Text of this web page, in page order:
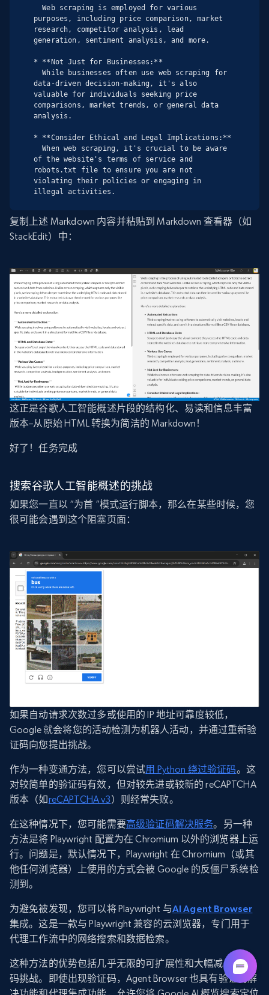
  Web scraping is employed for various
purposes, including price comparison, market
research, competitor analysis, lead
generation, sentiment analysis, and more.
* **Not Just for Businesses:**
  While businesses often use web scraping for
data-driven decision-making, it's also
valuable for individuals seeking price
comparisons, market trends, or general data
analysis.
* **Consider Ethical and Legal Implications:**
  When web scraping, it's crucial to be aware
of the website's terms of service and
robots.txt file to ensure you are not
violating their policies or engaging in
illegal activities.
复制上述 Markdown 内容并粘贴到 Markdown 查看器（如
StackEdit）中：
这正是谷歌人工智能概述片段的结构化、易读和信息丰富
版本–从原始 HTML 转换为简洁的 Markdown！
好了！任务完成
搜索谷歌人工智能概述的挑战
如果您一直以 “为首 “模式运行脚本，那么在某些时候，您
很可能会遇到这个阻塞页面：
如果自动请求次数过多或使用的 IP 地址可靠度较低，
Google 就会将您的活动检测为机器人活动，并通过重新验
证码向您提出挑战。
作为一种变通方法，您可以尝试用 Python 绕过验证码。这
对较简单的验证码有效，但对较先进或较新的 reCAPTCHA
版本（如reCAPTCHA v3）则经常失败。
在这种情况下，您可能需要高级验证码解决服务。另一种
方法是将 Playwright 配置为在 Chromium 以外的浏览器上运
行。问题是，默认情况下，Playwright 在 Chromium（或其
他任何浏览器）上使用的方式会被 Google 的反僵尸系统检
测到。
为避免被发现，您可以将 Playwright 与AI Agent Browser
集成。这是一款与 Playwright 兼容的云浏览器，专门用于
代理工作流中的网络搜索和数据检索。
这种方法的优势包括几乎无限的可扩展性和大幅减少验证
码挑战。即使出现验证码，Agent Browser 也具有验证码解